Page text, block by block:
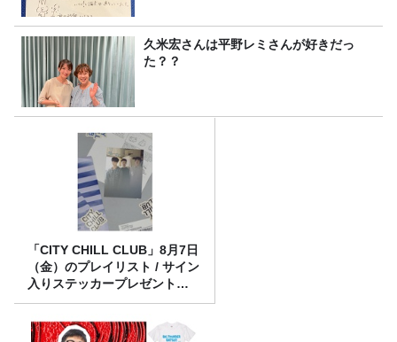
久米宏さんは平野レミさんが好きだっ
た？？
「CITY CHILL CLUB」8月7日
（金）のプレイリスト / サイン
入りステッカープレゼント有
り